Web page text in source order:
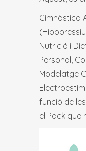
Gimnàstica
Nutrició i
Personal,
Modelatge
funció de
el Pack que